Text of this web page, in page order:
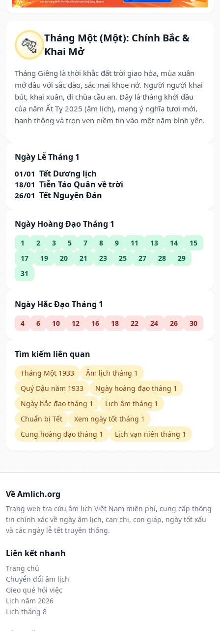
🐅 Tháng Một (Một): Chính Bắc &
Khai Mở
Tháng Giêng là thời khắc đất trời giao hòa, mùa xuân
mở đầu với sắc đào, sắc mai khoe nở. Người người khai
bút, khai xuân, đi chùa cầu an. Đây là tháng khởi đầu
của năm Ất Tỵ 2025 (âm lịch), mang ý nghĩa tươi mới,
hanh thông và trọn vẹn niềm tin vào một năm bình yên.
Ngày Lễ Tháng 1
01/01 Tết Dương lịch
18/01 Tiễn Táo Quân về trời
26/01 Tết Nguyên Đán
Ngày Hoàng Đạo Tháng 1
1 2 3 5 7 8 9 11 13 14
15
17
19 20 21 23 25 27 28
29
31
Ngày Hắc Đạo Tháng 1
4 6 10 12 16 18 22 24 26 30
Tìm kiếm liên quan
Tháng Một 1933
Âm lịch tháng 1
Quý Dậu năm 1933
Ngày hoàng đạo tháng 1
Ngày hắc đạo tháng 1
Lịch âm tháng 1
Chuẩn bị Tết
Xem ngày tốt tháng 1
Cung hoàng đạo tháng 1
Lịch vạn niên tháng 1
Về Amlich.org
Trang web tra cứu âm lịch Việt Nam miễn phí, cung cấp thông
tin chính xác về ngày âm lịch, can chi, con giáp, ngày tốt xấu
và các ngày lễ tết truyền thống.
Liên kết nhanh
Trang chủ
Chuyển đổi âm lịch
Gieo quẻ hỏi việc
Lịch năm 2026
Lịch tháng 8